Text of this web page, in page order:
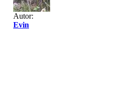
Autor:
Evin